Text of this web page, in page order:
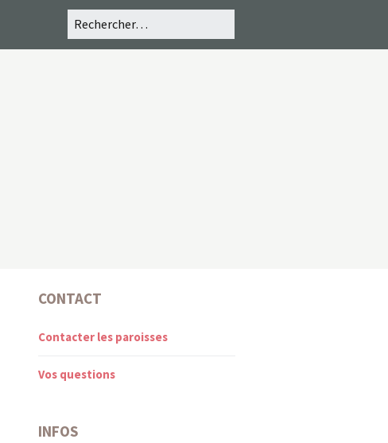
CONTACT
Contacter les paroisses
Vos questions
INFOS